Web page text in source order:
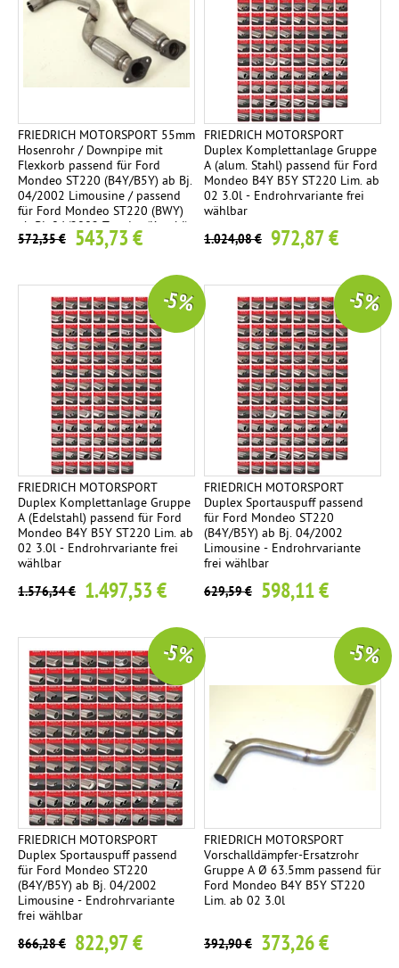
r
E
r
s
a
z
p
l
e
t
t
a
l
e
FRIEDRICH MOTORSPORT 55mm
Hosenrohr / Downpipe mit
Flexkorb passend für Ford
Mondeo ST220 (B4Y/B5Y) ab Bj.
04/2002 Limousine / passend
für Ford Mondeo ST220 (BWY)
ab Bj. 04/2002 Turnier (Kombi)
572,35 € 543,73 €
FRIEDRICH MOTORSPORT
Duplex Komplettanlage Gruppe
A (alum. Stahl) passend für Ford
Mondeo B4Y B5Y ST220 Lim. ab
02 3.0l - Endrohrvariante frei
wählbar
1.024,08 € 972,87 €
FRIEDRICH MOTORSPORT
Duplex Komplettanlage Gruppe
A (Edelstahl) passend für Ford
Mondeo B4Y B5Y ST220 Lim. ab
02 3.0l - Endrohrvariante frei
wählbar
1.576,34 € 1.497,53 €
-5 %
FRIEDRICH MOTORSPORT
Duplex Sportauspuff passend
für Ford Mondeo ST220
(B4Y/B5Y) ab Bj. 04/2002
Limousine - Endrohrvariante
frei wählbar
629,59 € 598,11 €
-5 %
FRIEDRICH MOTORSPORT
Duplex Sportauspuff passend
für Ford Mondeo ST220
(B4Y/B5Y) ab Bj. 04/2002
Limousine - Endrohrvariante
frei wählbar
866,28 € 822,97 €
-5 %
FRIEDRICH MOTORSPORT
Vorschalldämpfer-Ersatzrohr
Gruppe A Ø 63.5mm passend für
Ford Mondeo B4Y B5Y ST220
Lim. ab 02 3.0l
392,90 € 373,26 €
-5 %